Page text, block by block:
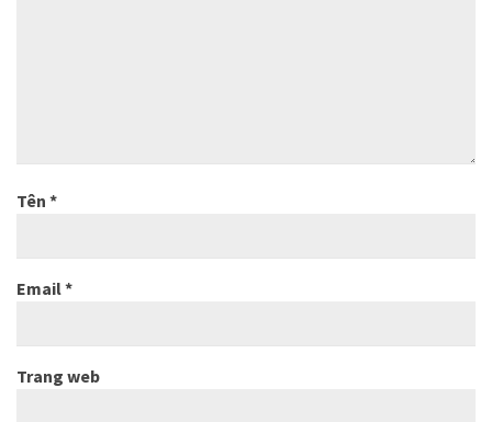
Tên *
Email*
Trang web